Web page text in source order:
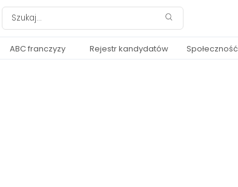
ABC franczyzy Rejestr kandydatów Społeczność